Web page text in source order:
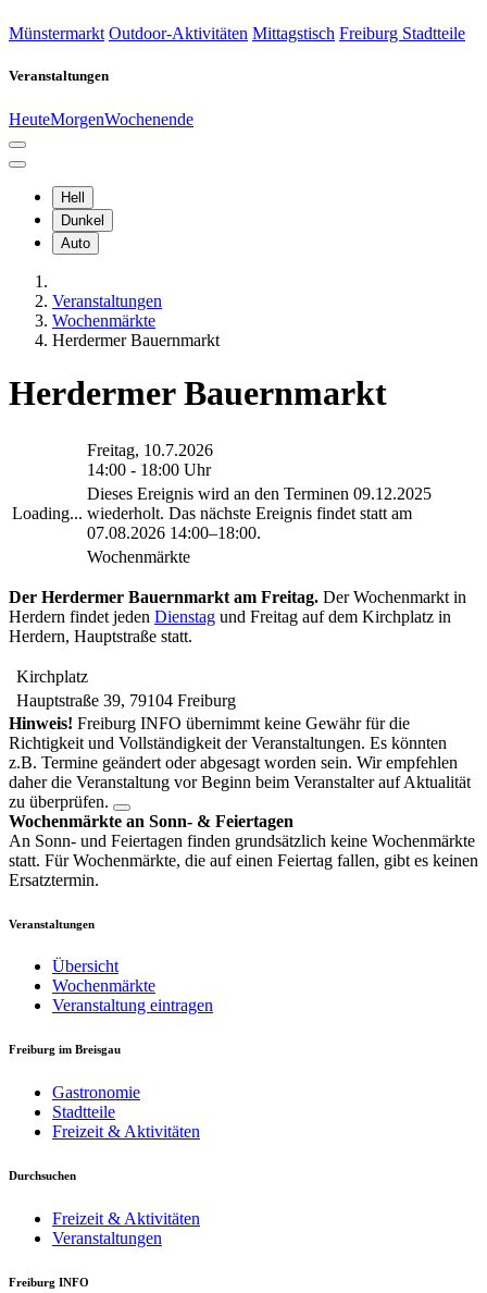
Münstermarkt Outdoor-Aktivitäten Mittagstisch Freiburg Stadtteile
Veranstaltungen
HeuteMorgenWochenende
Hell
Dunkel
Auto
Veranstaltungen
Wochenmärkte
Herdermer Bauernmarkt
Herdermer Bauernmarkt
Freitag, 10.7.2026
14:00 - 18:00 Uhr
Loading...
Dieses Ereignis wird an den Terminen 09.12.2025
wiederholt. Das nächste Ereignis findet statt am
07.08.2026 14:00–18:00.
Wochenmärkte
Der Herdermer Bauernmarkt am Freitag. Der Wochenmarkt in
Herdern findet jeden Dienstag und Freitag auf dem Kirchplatz in
Herdern, Hauptstraße​ statt.
Kirchplatz
Hauptstraße 39, 79104 Freiburg
Hinweis! Freiburg INFO übernimmt keine Gewähr für die
Richtigkeit und Vollständigkeit der Veranstaltungen. Es könnten
z.B. Termine geändert oder abgesagt worden sein. Wir empfehlen
daher die Veranstaltung vor Beginn beim Veranstalter auf Aktualität
zu überprüfen.
Wochenmärkte an Sonn- & Feiertagen
An Sonn- und Feiertagen finden grundsätzlich keine Wochenmärkte
statt. Für Wochenmärkte, die auf einen Feiertag fallen, gibt es keinen
Ersatztermin.
Veranstaltungen
Übersicht
Wochenmärkte
Veranstaltung eintragen
Freiburg im Breisgau
Gastronomie
Stadtteile
Freizeit & Aktivitäten
Durchsuchen
Freizeit & Aktivitäten
Veranstaltungen
Freiburg INFO